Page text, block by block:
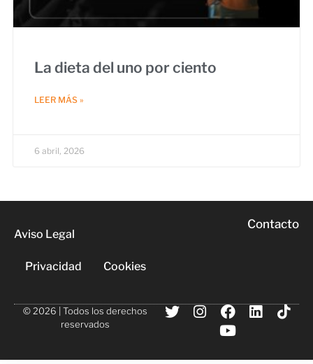
La dieta del uno por ciento
LEER MÁS »
6 abril, 2026
Aviso Legal
Privacidad Cookies
Contacto
© 2026 | Todos los derechos
reservados